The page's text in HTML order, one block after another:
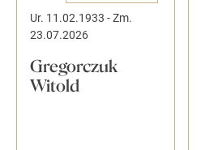
Ur. 11.02.1933 -Zm.
23.07.2026
Gregorczuk
Witold